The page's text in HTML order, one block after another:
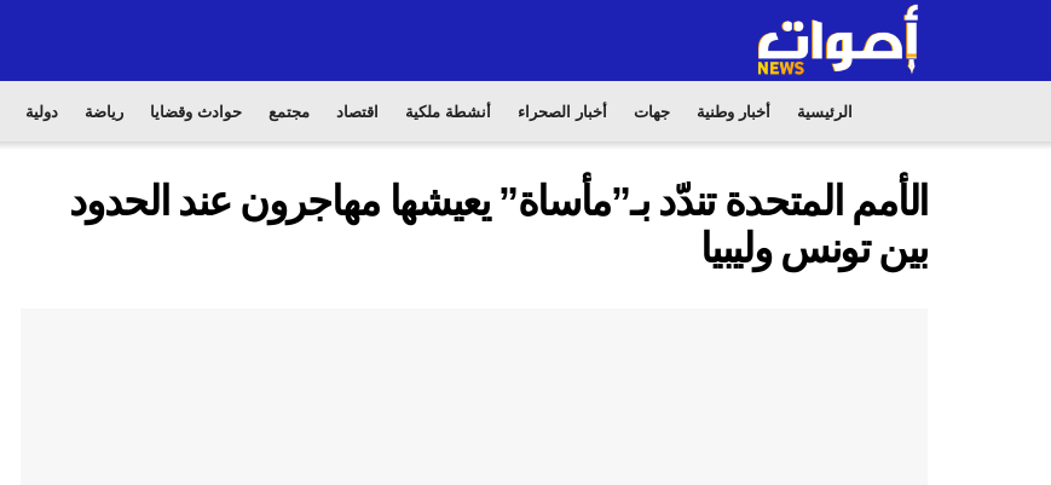
الرئيسية أخبار وطنية جهات أخبار الصحراء أنشطة ملكية اقتصاد مجتمع حوادث وقضايا رياضة دولية
الأمم المتحدة تندّد بـ”مأساة” يعيشها مهاجرون عند الحدود
بين تونس وليبيا